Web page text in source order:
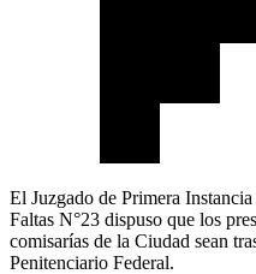
El Juzgado de Primera
Faltas N°23 dispuso que los
comisarías de la Ciudad sean
Penitenciario Federal.